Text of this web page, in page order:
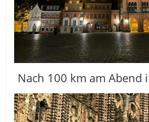
Nach 100 km am Abend